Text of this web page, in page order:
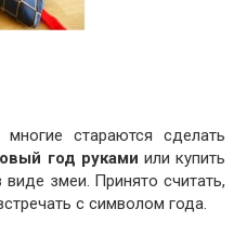
стараются сделать
год руками или купить
змеи. Принято считать,
с символом года.